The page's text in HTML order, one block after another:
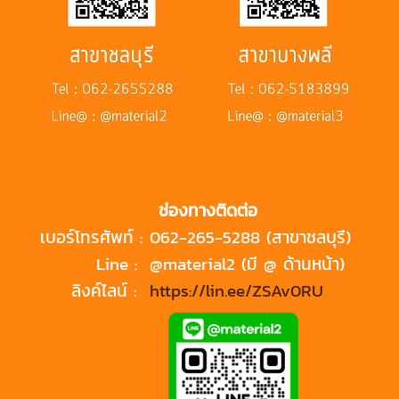
ช่องทางติดต่อ
เบอร์โทรศัพท์ : 062-265-5288 (สาขาชลบุรี)
Line : @material2 (มี @ ด้านหน้า)
ลิงค์ไลน์ : https://lin.ee/ZSAv0RU